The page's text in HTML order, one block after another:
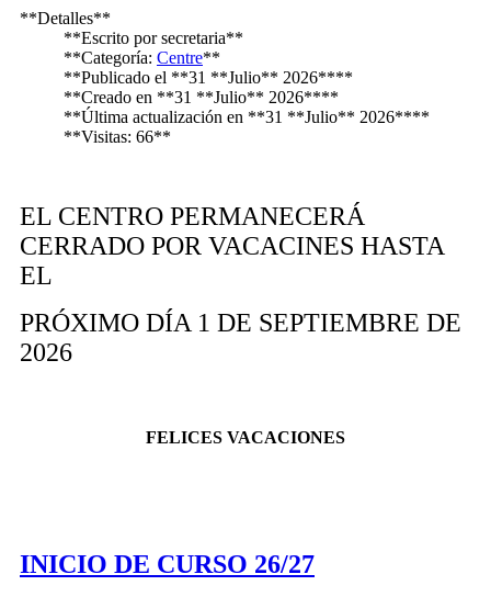
**Detalles**
**Escrito porsecretaria**
**Categoría: Centre**
**Publicado el **31 **Julio** 2026****
**Creado en **31 **Julio** 2026****
**Última actualización en **31 **Julio** 2026****
**Visitas: 66**
EL CENTRO PERMANECERÁ
CERRADO POR VACACINES HASTA
EL
PRÓXIMO DÍA 1 DE SEPTIEMBRE DE
2026
FELICES VACACIONES
INICIO DE CURSO 26/27